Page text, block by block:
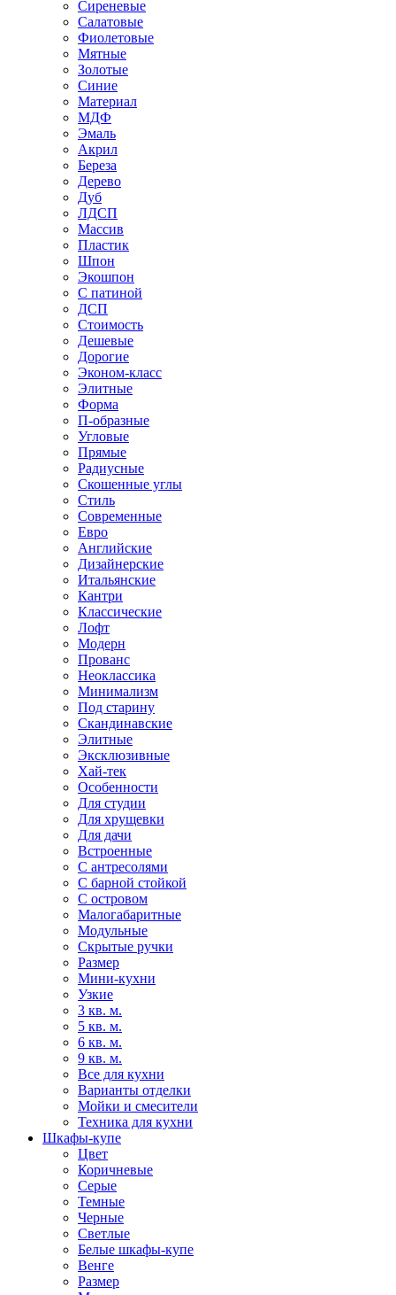
Сиреневые
Салатовые
Фиолетовые
Мятные
Золотые
Синие
Материал
МДФ
Эмаль
Акрил
Береза
Дерево
Дуб
ЛДСП
Массив
Пластик
Шпон
Экошпон
С патиной
ДСП
Стоимость
Дешевые
Дорогие
Эконом-класс
Элитные
Форма
П-образные
Угловые
Прямые
Радиусные
Скошенные углы
Стиль
Современные
Евро
Английские
Дизайнерские
Итальянские
Кантри
Классические
Лофт
Модерн
Прованс
Неоклассика
Минимализм
Под старину
Скандинавские
Элитные
Эксклюзивные
Хай-тек
Особенности
Для студии
Для хрущевки
Для дачи
Встроенные
С антресолями
С барной стойкой
С островом
Малогабаритные
Модульные
Скрытые ручки
Размер
Мини-кухни
Узкие
3 кв. м.
5 кв. м.
6 кв. м.
9 кв. м.
Все для кухни
Варианты отделки
Мойки и смесители
Техника для кухни
Шкафы-купе
Цвет
Коричневые
Серые
Темные
Черные
Светлые
Белые шкафы-купе
Венге
Размер